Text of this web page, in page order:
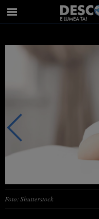
Foto: Shutterstock